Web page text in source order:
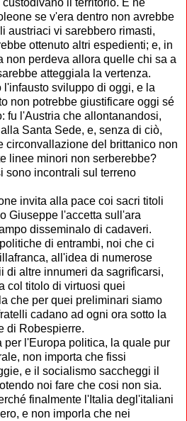
il territorio. E ne'
se v'era dentro non avrebbe
austriaci vi sarebbero rimasti,
ottenuto altri espedienti; e, in
non perdeva allora quelle chi sa a
atteggiala la vertenza.
sviluppo di oggi, e la
non potrebbe giustificare oggi sé
fu l'Austria che allontanandosi,
Santa Sede, e, senza di ciò,
circonvallazione del brittanico non
linee minori non serberebbe?
sono incontrali sul terreno
invita alla pace coi sacri titoli
Giuseppe l'accetta sull'ara
disseminalo di cadaveri.
di entrambi, noi che ci
all'idea di numerose
di altre innumeri da sagrifìcarsi,
col titolo di virtuosi quei
che per quei preliminari siamo
cadano ad ogni ora sotto la
di Robespierre.
per l'Europa politica, la quale pur
non importa che fissi
e il socialismo saccheggi il
noi fare che cosi non sia.
finalmente l'Italia degl'italiani
e non imporla che nei